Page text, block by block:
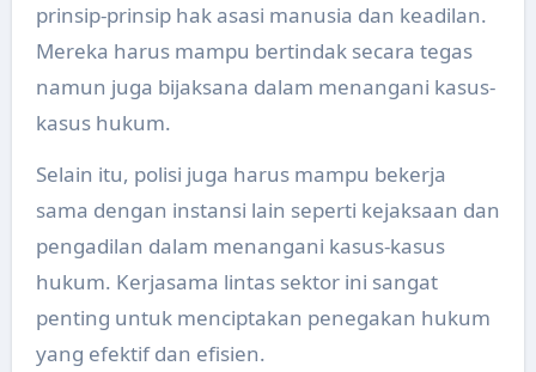
prinsip-prinsip hak asasi manusia dan keadilan.
Mereka harus mampu bertindak secara tegas
namun juga bijaksana dalam menangani kasus-
kasus hukum.
Selain itu, polisi juga harus mampu bekerja
sama dengan instansi lain seperti kejaksaan dan
pengadilan dalam menangani kasus-kasus
hukum. Kerjasama lintas sektor ini sangat
penting untuk menciptakan penegakan hukum
yang efektif dan efisien.